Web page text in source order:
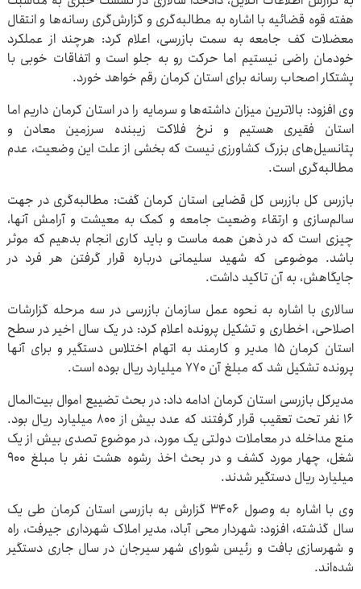
هفته قوه قضائیه با اشاره به مطالبه‌گری و گزارش‌گری رسانه‌ها و انتقال
معضلات کف جامعه به سمت بازرسی، اعلام کرد: هرچند از عملکرد
خودمان راضی نیستیم اما حرکت رو به جلو است و اتفاقات خوبی با
پشتکار اصحاب رسانه برای استان کرمان رقم خواهد خورد.
وی افزود: بالاترین میزان داشته‌ها و سرمایه را در استان کرمان داریم اما
استان فقیری هستیم و نرخ فلاکت زیبنده سرزمین معادن و
پتانسیل‌های بزرگ کشاورزی نیست که بخشی از علت این وضعیت، عدم
مطالبه‌گری است.
بازرس کل بازرس کل قضایی استان کرمان گفت: مطالبه‌گری در جهت
سالم‌سازی و ارتقاء وضعیت جامعه و کمک به معیشت و آرامش آنها،
چیزی است که در ذهن همه ماست و باید کاری انجام بدهیم که موثر
باشد. موضوعی که شهید سلیمانی درباره قرار گرفتن هر فرد در
جایگاهش، به آن تاکید داشت.
سالاری با اشاره به نحوه عمل سازمان بازرسی در سه مرحله گزارشات
اصلاحی، اخطاری و تشکیل پرونده اعلام کرد: در یک سال اخیر در سطح
استان کرمان ۱۵ مدیر و کارمند به اتهام اختلاس دستگیر و برای آنها
پرونده تشکیل شد که مبلغ آن ۷۷۰ میلیارد ریال بوده است.
مدیرکل بازرسی استان کرمان ادامه داد: در بحث تضییع اموال بیت‌المال
۱۶ نفر تحت تعقیب قرار گرفتند که عدد بیش از ۸۰۰ میلیارد ریال بود.
منع مداخله در معاملات دولتی یک مورد، در موضوع تصدی بیش از یک
شغل، چهار مورد کشف و در بحث اخذ رشوه هشت نفر با مبلغ ۹۰۰
میلیارد ریال دستگیر شدند.
وی با اشاره به وصول ۳۴۰۶ گزارش به بازرسی استان کرمان طی یک
سال گذشته، افزود: شهردار محی آباد، مدیر املاک شهرداری جیرفت، راه
و شهرسازی بافت و رئیس شورای شهر سیرجان در سال جاری دستگیر
شده‌اند.